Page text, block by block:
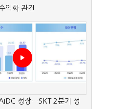
익화 관건
성장…SKT 2분기 성